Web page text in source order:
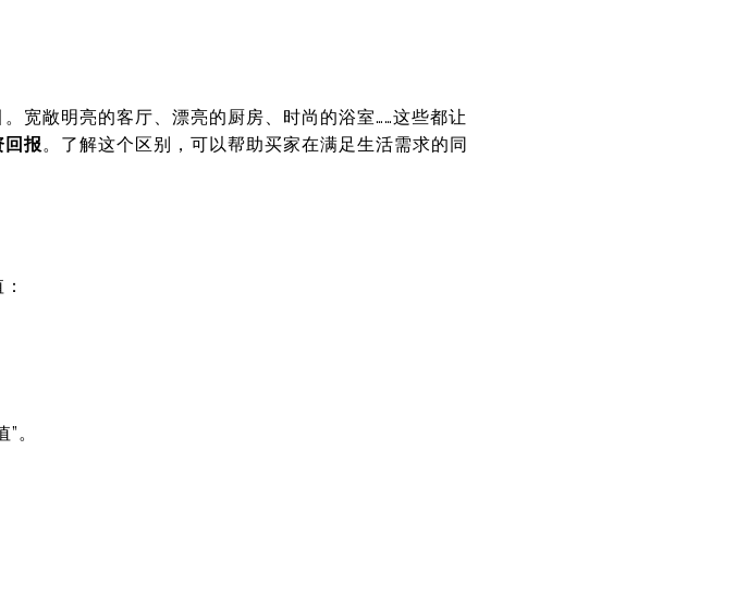
宽敞明亮的客厅、漂亮的厨房、时尚的浴室……这些都让
回报。了解这个区别，可以帮助买家在满足生活需求的同
。